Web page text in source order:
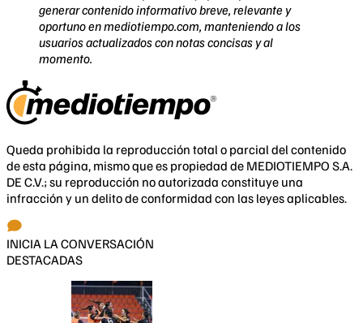
generar contenido informativo breve, relevante y
oportuno en mediotiempo.com, manteniendo a los
usuarios actualizados con notas concisas y al
momento.
Queda prohibida la reproducción total o parcial del contenido
de esta página, mismo que es propiedad de MEDIOTIEMPO S.A.
DE C.V.; su reproducción no autorizada constituye una
infracción y un delito de conformidad con las leyes aplicables.
INICIA LA CONVERSACIÓN
DESTACADAS